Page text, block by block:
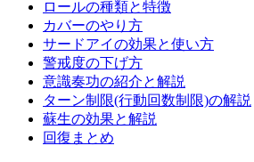
ロールの種類と特徴
カバーのやり方
サードアイの効果と使い方
警戒度の下げ方
意識奏功の紹介と解説
ターン制限(行動回数制限)の解説
蘇生の効果と解説
回復まとめ